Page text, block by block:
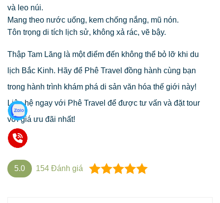
và leo núi.
Mang theo nước uống, kem chống nắng, mũ nón.
Tôn trọng di tích lịch sử, không xả rác, vẽ bậy.
Thập Tam Lăng là một điểm đến không thể bỏ lỡ khi du
lịch Bắc Kinh. Hãy để Phê Travel đồng hành cùng bạn
trong hành trình khám phá di sản văn hóa thế giới này!
Liên hệ ngay với Phê Travel để được tư vấn và đặt tour
với giá ưu đãi nhất!
5.0 154 Đánh giá